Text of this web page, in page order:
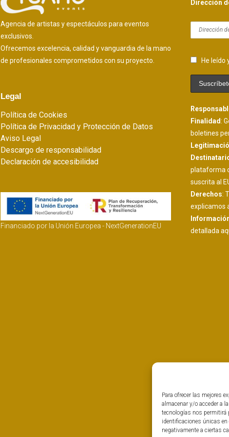
Para ofrecer las mejores
almacenar y/o acceder a
tecnologías nos permitirá
identificaciones únicas
negativamente a ciertas
Agencia de artistas y espectáculos para eventos
exclusivos.
Ofrecemos excelencia, calidad y vanguardia de la mano
de profesionales comprometidos con su proyecto.
Legal
Política de Cookies
Política de Privacidad y Protección de Datos
Aviso Legal
Descargo de responsabilidad
Declaración de accesibilidad
Financiado por la Unión Europea - NextGenerationEU
Dirección
He leído
Finalidad:
boletines
plataforma
suscrita al
Derechos:
explicamos
detallada